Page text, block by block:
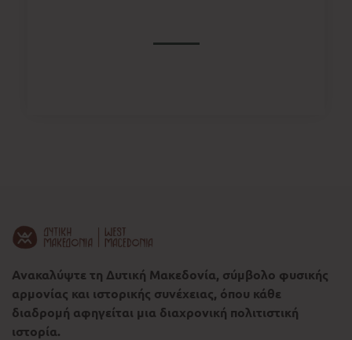
Ανακαλύψτε τη Δυτική Μακεδονία, σύμβολο φυσικής
αρμονίας και ιστορικής συνέχειας, όπου κάθε
διαδρομή αφηγείται μια διαχρονική πολιτιστική
ιστορία.